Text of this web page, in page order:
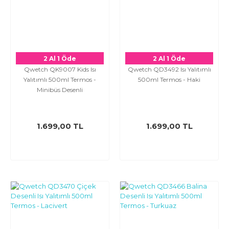
2 Al 1 Öde
Qwetch QK9007 Kids Isı
Yalıtımlı 500ml Termos -
Minibüs Desenli
1.699,00 TL
2 Al 1 Öde
Qwetch QD3492 Isı Yalıtımlı
500ml Termos - Haki
1.699,00 TL